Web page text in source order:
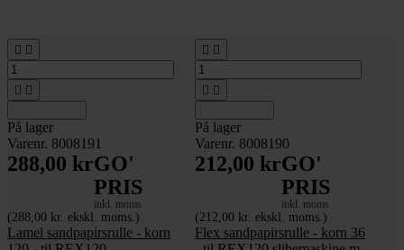
 
 
På lager
Varenr. 8008191
288,00 krGO'
PRIS
inkl. moms
(288,00 kr. ekskl. moms.)
Lamel sandpapirsrulle - korn
 
 
På lager
Varenr. 8008190
212,00 krGO'
PRIS
inkl. moms
(212,00 kr. ekskl. moms.)
Flex sandpapirsrulle - korn 36